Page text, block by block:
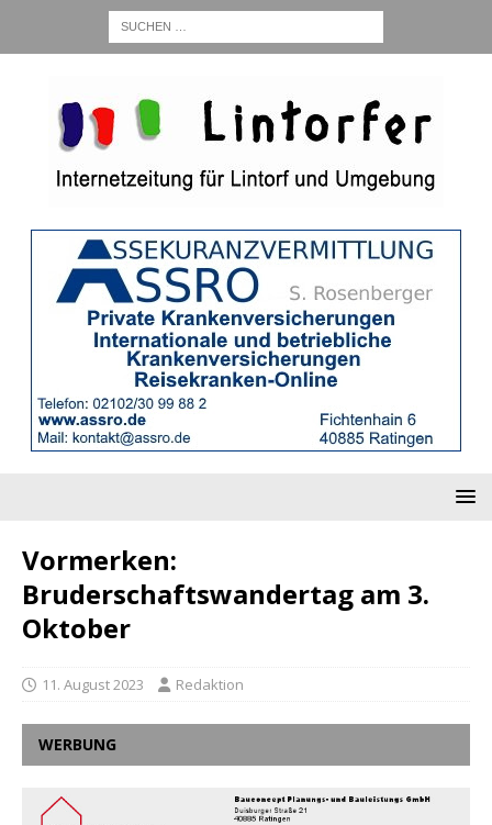
Vormerken:
Bruderschaftswandertag am 3.
Oktober
11. August 2023 Redaktion
WERBUNG